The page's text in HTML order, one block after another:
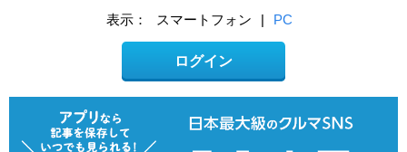
表示： スマートフォン | PC
ログイン